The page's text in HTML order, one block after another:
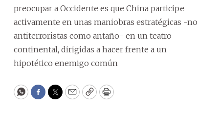
preocupar a Occidente es que China participe
activamente en unas maniobras estratégicas -no
antiterroristas como antaño- en un teatro
continental, dirigidas a hacer frente a un
hipotético enemigo común
WhatsApp
Facebook
Twitter
EmailCopyPrint